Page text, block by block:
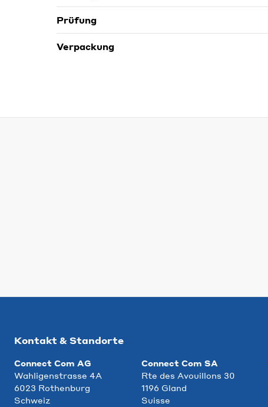
Prüfung
Verpackung
Kontakt & Standorte
Connect Com AG
Wahligenstrasse 4A
6023 Rothenburg
Schweiz
Connect Com SA
Rte des Avouillons 30
1196 Gland
Suisse